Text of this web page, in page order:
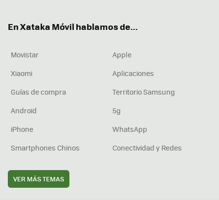
En Xataka Móvil hablamos de...
Movistar
Apple
Xiaomi
Aplicaciones
Guías de compra
Territorio Samsung
Android
5g
iPhone
WhatsApp
Smartphones Chinos
Conectividad y Redes
VER MÁS TEMAS